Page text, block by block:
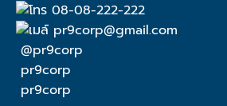
08-08-222-222
pr9corp@gmail.com
@pr9corp
pr9corp
pr9corp